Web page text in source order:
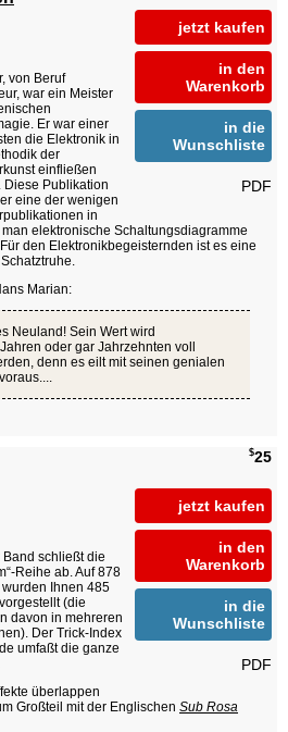
jetzt kaufen
in den
Warenkorb
in die
Wunschliste
PDF
von Beruf
war ein Meister
Er war einer
die Elektronik in
der
einfließen
Diese Publikation
eine der wenigen
in
elektronische Schaltungsdiagramme
den Elektronikbegeisternden ist es eine
Marian:
Neuland! Sein Wert wird
oder gar Jahrzehnten voll
denn es eilt mit seinen genialen
$25
jetzt kaufen
in den
Warenkorb
in die
Wunschliste
PDF
Band schließt die
Reihe ab. Auf 878
Ihnen 485
(die
davon in mehreren
Der Trick-Index
umfaßt die ganze
überlappen
Großteil mit der Englischen Sub Rosa